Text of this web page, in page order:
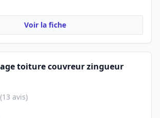
Voir la fiche
toiture couvreur zingueur
(13 avis)